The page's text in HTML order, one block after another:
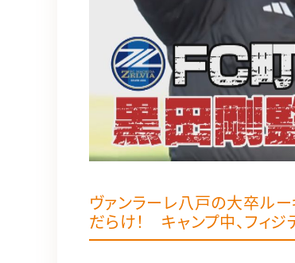
ヴァンラーレ八戸の大卒ル
だらけ！ キャンプ中、フィ